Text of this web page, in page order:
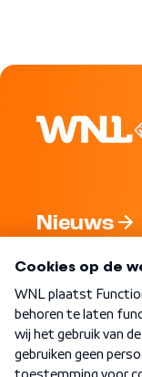
Nieuws
Word Lid